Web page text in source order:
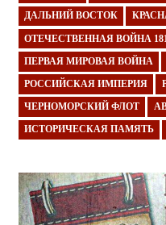
ДАЛЬНИЙ ВОСТОК
ОТЕЧЕСТВЕННАЯ ВОЙНА
ПЕРВАЯ МИРОВАЯ ВОЙНА
РОССИЙСКАЯ ИМПЕРИЯ
ЧЕРНОМОРСКИЙ ФЛОТ
ИСТОРИЧЕСКАЯ ПАМЯТЬ